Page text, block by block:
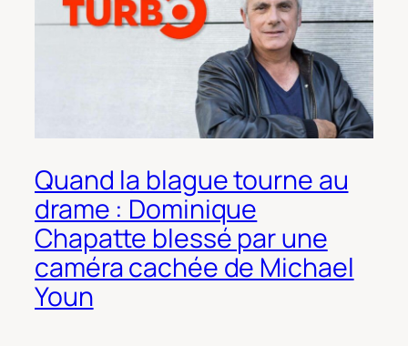
Quand la blague tourne au
drame : Dominique
Chapatte blessé par une
caméra cachée de Michael
Youn